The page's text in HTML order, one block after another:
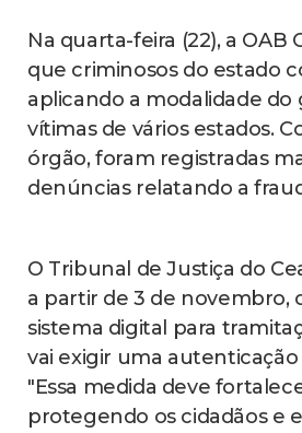
Na quarta-feira (22), a OAB
que criminosos do estado
aplicando a modalidade do
vítimas de vários estados.
órgão, foram registradas
denúncias relatando a
O Tribunal de Justiça do
a partir de 3 de novembro,
sistema digital para
vai exigir uma autenticação
"Essa medida deve
protegendo os cidadãos e